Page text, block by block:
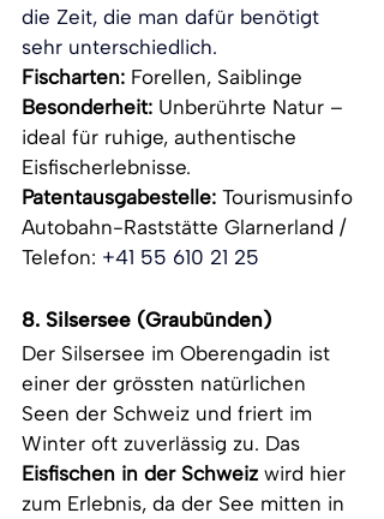
die Zeit, die man dafür benötigt
sehr unterschiedlich.
Fischarten: Forellen, Saiblinge
Besonderheit: Unberührte Natur –
ideal für ruhige, authentische
Eisfischerlebnisse.
Patentausgabestelle: Tourismusinfo
Autobahn-Raststätte Glarnerland /
Telefon: +41 55 610 21 25
8. Silsersee (Graubünden)
Der Silsersee im Oberengadin ist
einer der grössten natürlichen
Seen der Schweiz und friert im
Winter oft zuverlässig zu. Das
Eisfischen in der Schweiz wird hier
zum Erlebnis, da der See mitten in